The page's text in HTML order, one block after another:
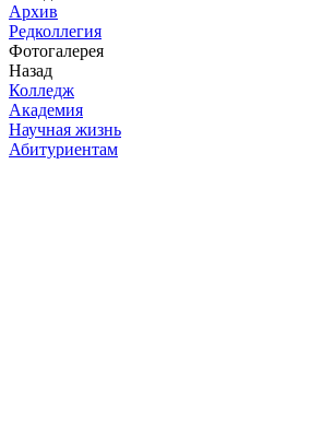
Архив
Редколлегия
Фотогалерея
Назад
Колледж
Академия
Научная жизнь
Абитуриентам